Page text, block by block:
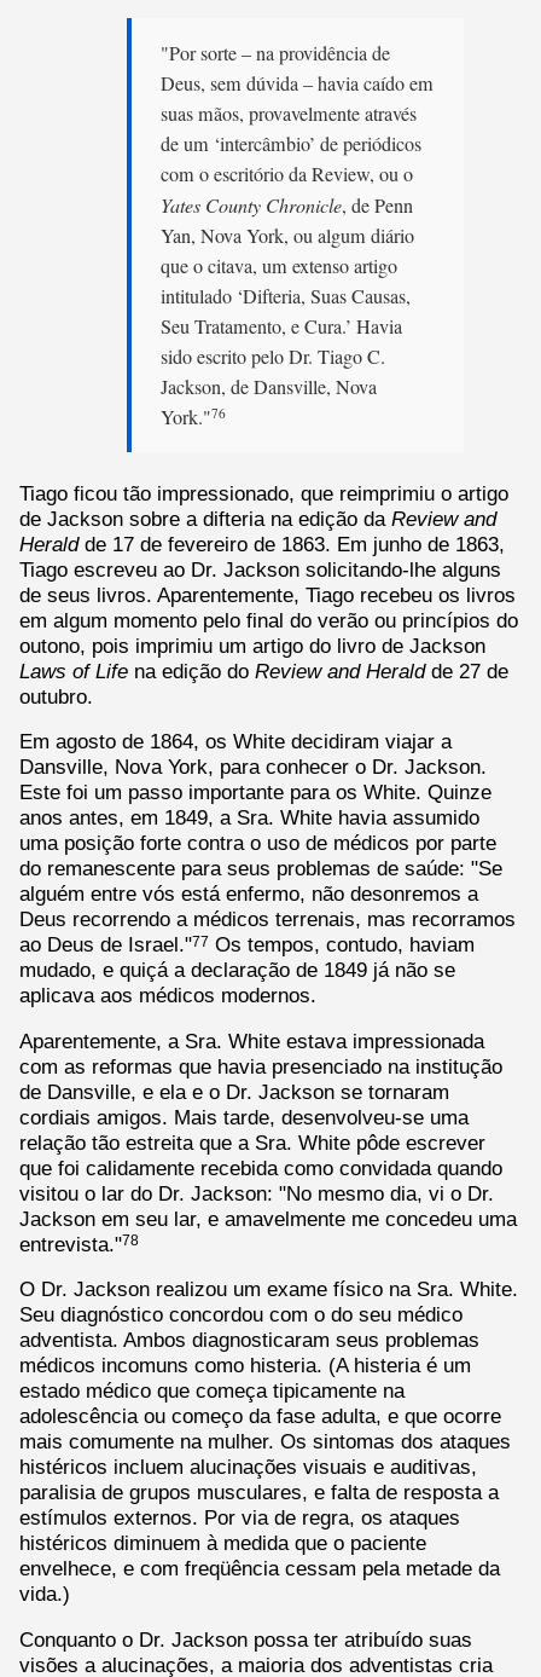
"Por sorte – na providência de
Deus, sem dúvida – havia caído em
suas mãos, provavelmente através
de um ‘intercâmbio’ de periódicos
com o escritório da Review, ou o
Yates County Chronicle, de Penn
Yan, Nova York, ou algum diário
que o citava, um extenso artigo
intitulado ‘Difteria, Suas Causas,
Seu Tratamento, e Cura.’ Havia
sido escrito pelo Dr. Tiago C.
Jackson, de Dansville, Nova
York."76
Tiago ficou tão impressionado, que reimprimiu o artigo
de Jackson sobre a difteria na edição da Review and
Heraldde 17 de fevereiro de 1863. Em junho de 1863,
Tiago escreveu ao Dr. Jackson solicitando-lhe alguns
de seus livros. Aparentemente, Tiago recebeu os livros
em algum momento pelo final do verão ou princípios do
outono, pois imprimiu um artigo do livro de Jackson
Laws of Life na edição do Review and Heraldde 27 de
outubro.
Em agosto de 1864, os White decidiram viajar a
Dansville, Nova York, para conhecer o Dr. Jackson.
Este foi um passo importante para os White. Quinze
anos antes, em 1849, a Sra. White havia assumido
uma posição forte contra o uso de médicos por parte
do remanescente para seus problemas de saúde: "Se
alguém entre vós está enfermo, não desonremos a
Deus recorrendo a médicos terrenais, mas recorramos
ao Deus de Israel."77 Os tempos, contudo, haviam
mudado, e quiçá a declaração de 1849 já não se
aplicava aos médicos modernos.
Aparentemente, a Sra. White estava impressionada
com as reformas que havia presenciado na institução
de Dansville, e ela e o Dr. Jackson se tornaram
cordiais amigos. Mais tarde, desenvolveu-se uma
relação tão estreita que a Sra. White pôde escrever
que foi calidamente recebida como convidada quando
visitou o lar do Dr. Jackson: "No mesmo dia, vi o Dr.
Jackson em seu lar, e amavelmente me concedeu uma
entrevista."78
O Dr. Jackson realizou um exame físico na Sra. White.
Seu diagnóstico concordou com o do seu médico
adventista. Ambos diagnosticaram seus problemas
médicos incomuns como histeria. (A histeria é um
estado médico que começa tipicamente na
adolescência ou começo da fase adulta, e que ocorre
mais comumente na mulher. Os sintomas dos ataques
histéricos incluem alucinações visuais e auditivas,
paralisia de grupos musculares, e falta de resposta a
estímulos externos. Por via de regra, os ataques
histéricos diminuem à medida que o paciente
envelhece, e com freqüência cessam pela metade da
vida.)
Conquanto o Dr. Jackson possa ter atribuído suas
visões a alucinações, a maioria dos adventistas cria